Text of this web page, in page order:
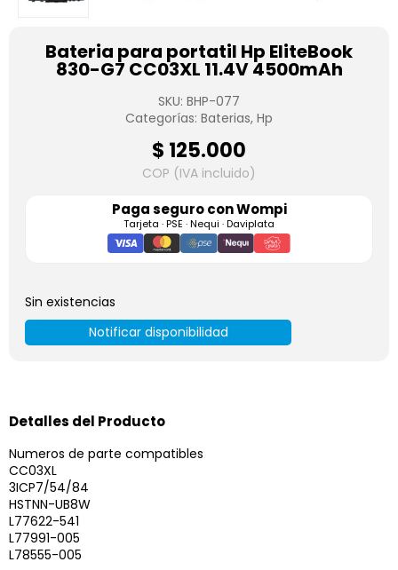
Bateria para portatil Hp EliteBook
830-G7 CC03XL 11.4V 4500mAh
SKU: BHP-077
Categorías: Baterias, Hp
$ 125.000
COP (IVA incluido)
Paga seguro conWompi
Tarjeta · PSE · Nequi · Daviplata
Sin existencias
Notificar disponibilidad
Detalles del Producto
Numeros de parte compatibles
CC03XL
3ICP7/54/84
HSTNN-UB8W
L77622-541
L77991-005
L78555-005